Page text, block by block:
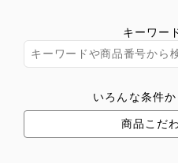
キーワー
いろんな条件
商品こだ